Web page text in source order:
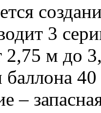
3
2,75 м до
–